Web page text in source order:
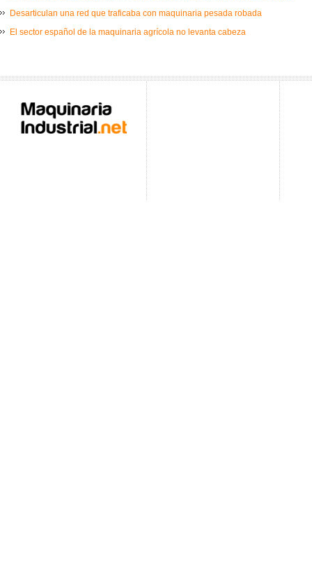
Desarticulan una red que traficaba con maquinaria pesada robada
El sector español de la maquinaria agrícola no levanta cabeza